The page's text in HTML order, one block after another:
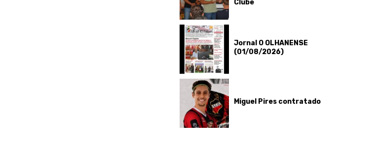
Clube
Jornal O OLHANENSE
(01/08/2026)
Miguel Pires contratado